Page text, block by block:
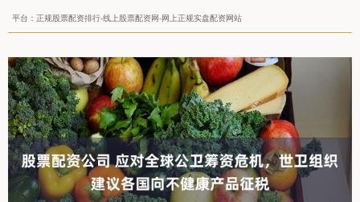
平台：正规股票配资排行-线上股票配资网-网上正规实盘配资网站